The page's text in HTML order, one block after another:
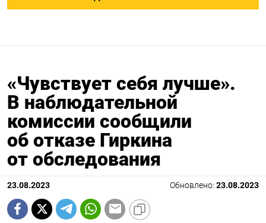
«Чувствует себя лучше».
В наблюдательной
комиссии сообщили
об отказе Гиркина
от обследования
23.08.2023 Обновлено: 23.08.2023